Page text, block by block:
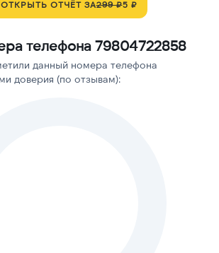
ОТКРЫТЬ ОТЧЁТ ЗА299 ₽5 ₽
телефона 79804722858
данный номера телефона
доверия (по отзывам):